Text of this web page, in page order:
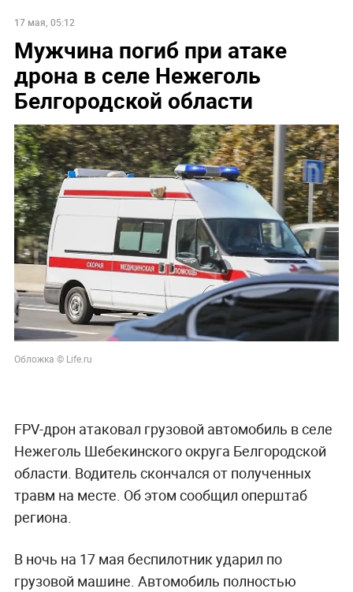
17 мая, 05:12
Мужчина погиб при атаке
дрона в селе Нежеголь
Белгородской области
Обложка © Life.ru
FPV-дрон атаковал грузовой автомобиль в селе
Нежеголь Шебекинского округа Белгородской
области. Водитель скончался от полученных
травм на месте. Об этом сообщил оперштаб
региона.
В ночь на 17 мая беспилотник ударил по
грузовой машине. Автомобиль полностью